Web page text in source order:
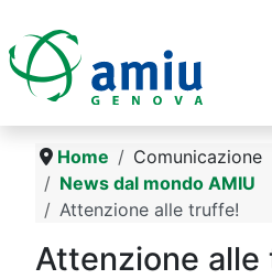
Home
Comunicazione
News dal mondo AMIU
Attenzione alle truffe!
Attenzione alle